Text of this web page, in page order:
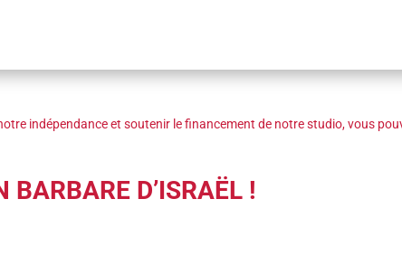
indépendance et soutenir le financement de notre studio, vous
BARBARE D’ISRAËL !